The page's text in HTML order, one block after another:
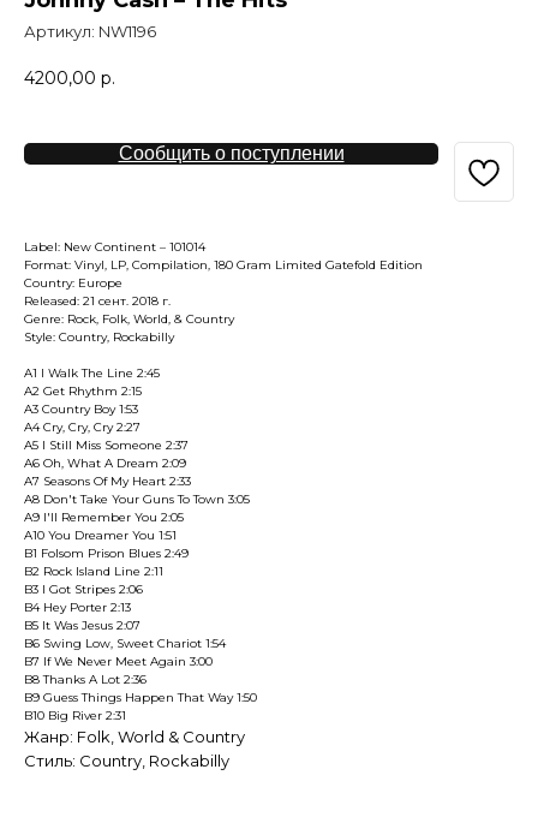
Артикул: NW1196
4200,00 р.
Сообщить о поступлении
Label: New Continent – 101014
Format: Vinyl, LP, Compilation, 180 Gram Limited Gatefold Edition
Country: Europe
Released: 21 сент. 2018 г.
Genre: Rock, Folk, World, & Country
Style: Country, Rockabilly
A1 I Walk The Line 2:45
A2 Get Rhythm 2:15
A3 Country Boy 1:53
A4 Cry, Cry, Cry 2:27
A5 I Still Miss Someone 2:37
A6 Oh, What A Dream 2:09
A7 Seasons Of My Heart 2:33
A8 Don't Take Your Guns To Town 3:05
A9 I'll Remember You 2:05
A10 You Dreamer You 1:51
B1 Folsom Prison Blues 2:49
B2 Rock Island Line 2:11
B3 I Got Stripes 2:06
B4 Hey Porter 2:13
B5 It Was Jesus 2:07
B6 Swing Low, Sweet Chariot 1:54
B7 If We Never Meet Again 3:00
B8 Thanks A Lot 2:36
B9 Guess Things Happen That Way 1:50
B10 Big River 2:31
Жанр: Folk, World & Country
Стиль: Country, Rockabilly